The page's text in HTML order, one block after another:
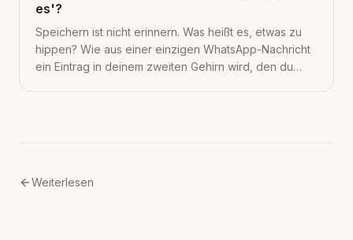
es'?
Speichern ist nicht erinnern. Was heißt es, etwas zu
hippen? Wie aus einer einzigen WhatsApp-Nachricht
ein Eintrag in deinem zweiten Gehirn wird, den du
Weiterlesen